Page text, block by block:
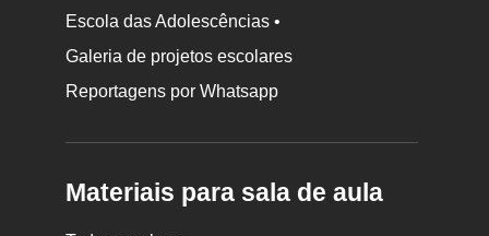
Escola das Adolescências •
Galeria de projetos escolares
Reportagens por Whatsapp
Materiais para sala de aula